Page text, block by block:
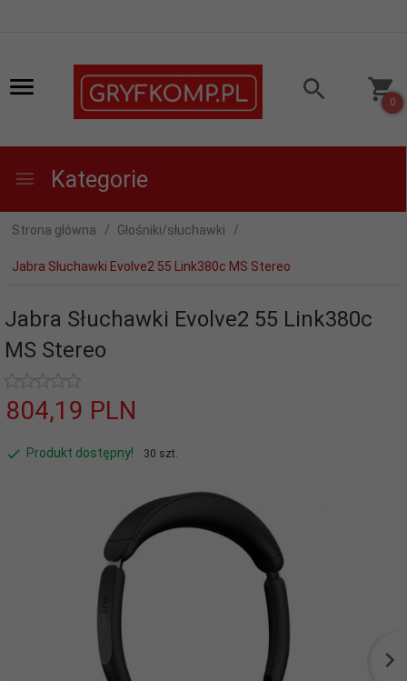
0
Kategorie
Strona główna Głośniki/słuchawki
Jabra Słuchawki Evolve2 55 Link380c MS Stereo
Jabra Słuchawki Evolve2 55 Link380c
MS Stereo
804,19 PLN
Produkt dostępny! 30 szt.